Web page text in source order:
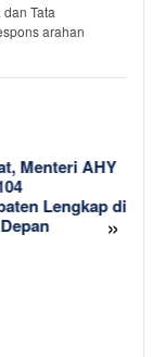
Tata
arahan
»
Menteri AHY
Lengkap di